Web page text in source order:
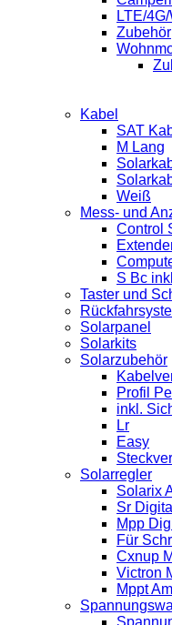
LTE/
Zubehör
Kabel
SAT
M Lang
Weiß
Mess- und
Control
S Bc
Taster und
Solarpanel
Solarkits
Solarzubehör
Profil
inkl.
Lr
Easy
Solarregler
Solarix
Sr Digital
Mpp
Für
Cxnup
Victron
Mppt